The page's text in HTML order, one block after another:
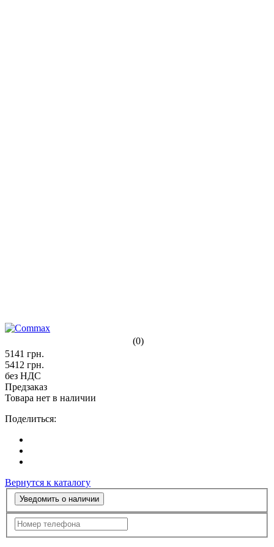
(0)
5141 грн.
5412 грн.
без НДС
Предзаказ
Товара нет в наличии
Поделиться:
Вернутся к каталогу
Уведомить о наличии